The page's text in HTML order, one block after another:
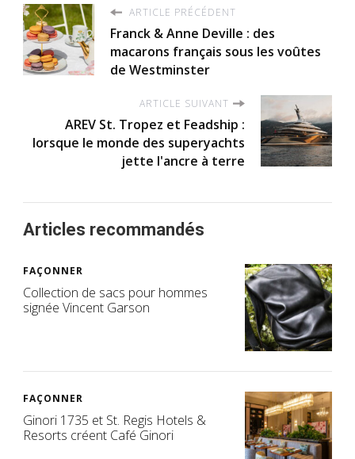
ARTICLE PRÉCÉDENT
Franck & Anne Deville : des
macarons français sous les voûtes
de Westminster
ARTICLE SUIVANT
AREV St. Tropez et Feadship :
lorsque le monde des superyachts
jette l'ancre à terre
Articles recommandés
FAÇONNER
Collection de sacs pour hommes
signée Vincent Garson
FAÇONNER
Ginori 1735 et St. Regis Hotels &
Resorts créent Café Ginori